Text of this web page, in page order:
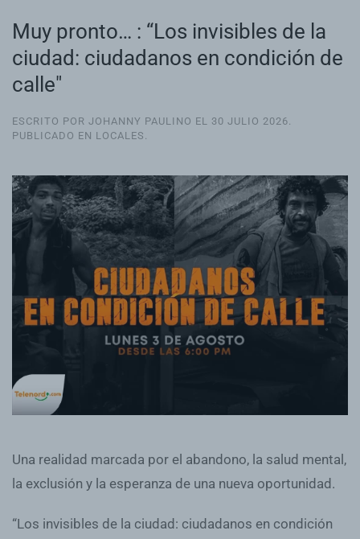
Muy pronto… : “Los invisibles de la
ciudad: ciudadanos en condición de
calle"
ESCRITO POR JOHANNY PAULINO EL 30 JULIO 2026
PUBLICADO EN LOCALES
Una realidad marcada por el abandono, la salud mental,
la exclusión y la esperanza de una nueva oportunidad.
“Los invisibles de la ciudad: ciudadanos en condición